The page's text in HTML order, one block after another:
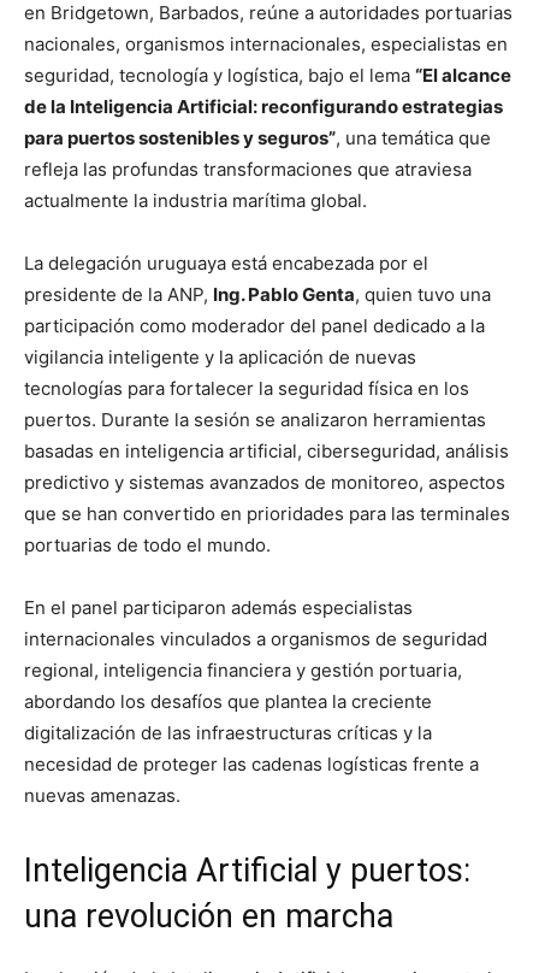
en Bridgetown, Barbados, reúne a autoridades portuarias
nacionales, organismos internacionales, especialistas en
seguridad, tecnología y logística, bajo el lema “El alcance
de la Inteligencia Artificial: reconfigurando estrategias
para puertos sostenibles y seguros”, una temática que
refleja las profundas transformaciones que atraviesa
actualmente la industria marítima global.
La delegación uruguaya está encabezada por el
presidente de la ANP, Ing. Pablo Genta, quien tuvo una
participación como moderador del panel dedicado a la
vigilancia inteligente y la aplicación de nuevas
tecnologías para fortalecer la seguridad física en los
puertos. Durante la sesión se analizaron herramientas
basadas en inteligencia artificial, ciberseguridad, análisis
predictivo y sistemas avanzados de monitoreo, aspectos
que se han convertido en prioridades para las terminales
portuarias de todo el mundo.
En el panel participaron además especialistas
internacionales vinculados a organismos de seguridad
regional, inteligencia financiera y gestión portuaria,
abordando los desafíos que plantea la creciente
digitalización de las infraestructuras críticas y la
necesidad de proteger las cadenas logísticas frente a
nuevas amenazas.
Inteligencia Artificial y puertos:
una revolución en marcha